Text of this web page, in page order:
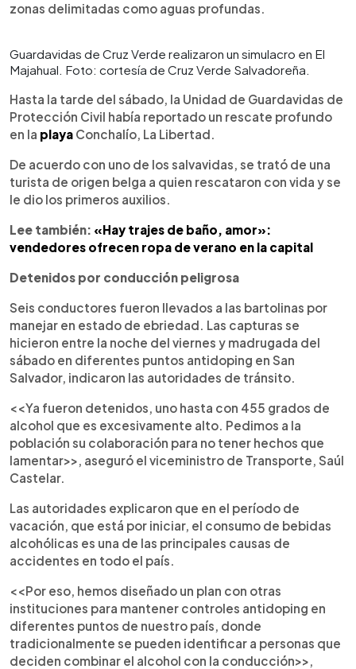
zonas delimitadas como aguas profundas.
Guardavidas de Cruz Verde realizaron un simulacro en El
Majahual. Foto: cortesía de Cruz Verde Salvadoreña.
Hasta la tarde del sábado, la Unidad de Guardavidas de
Protección Civil había reportado un rescate profundo
en la playa Conchalío, La Libertad.
De acuerdo con uno de los salvavidas, se trató de una
turista de origen belga a quien rescataron con vida y se
le dio los primeros auxilios.
Lee también: «Hay trajes de baño, amor»:
vendedores ofrecen ropa de verano en la capital
Detenidos por conducción peligrosa
Seis conductores fueron llevados a las bartolinas por
manejar en estado de ebriedad. Las capturas se
hicieron entre la noche del viernes y madrugada del
sábado en diferentes puntos antidoping en San
Salvador, indicaron las autoridades de tránsito.
<<Ya fueron detenidos, uno hasta con 455 grados de
alcohol que es excesivamente alto. Pedimos a la
población su colaboración para no tener hechos que
lamentar>>, aseguró el viceministro de Transporte, Saúl
Castelar.
Las autoridades explicaron que en el período de
vacación, que está por iniciar, el consumo de bebidas
alcohólicas es una de las principales causas de
accidentes en todo el país.
<<Por eso, hemos diseñado un plan con otras
instituciones para mantener controles antidoping en
diferentes puntos de nuestro país, donde
tradicionalmente se pueden identificar a personas que
deciden combinar el alcohol con la conducción>>,